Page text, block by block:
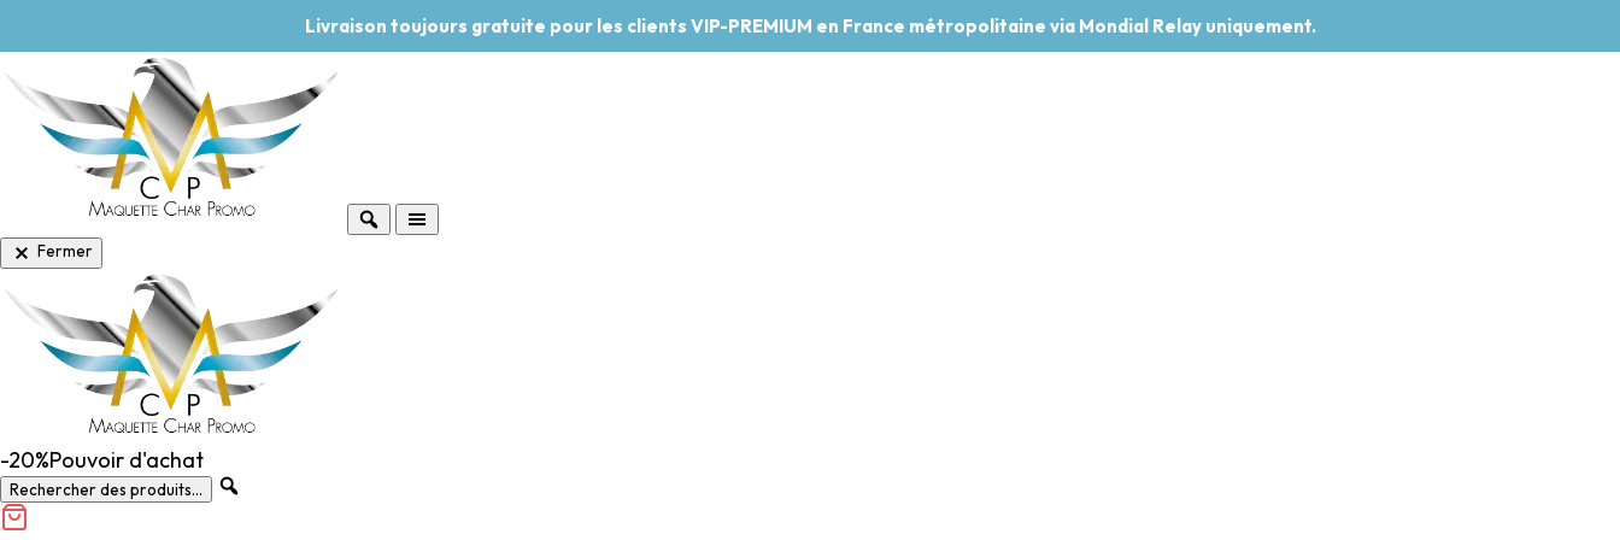
Livraison toujours gratuite pour les clients VIP-PREMIUM en France métropolitaine via Mondial Relay uniquement.
Fermer
-20%Pouvoir d'achat
Rechercher des produits...